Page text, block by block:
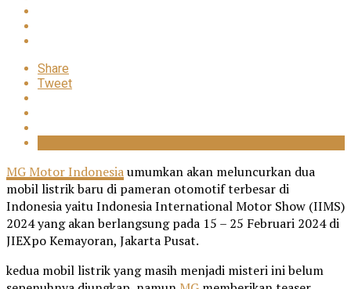
Share
Tweet
MG Motor Indonesiaumumkan akan meluncurkan dua
mobil listrik baru di pameran otomotif terbesar di
Indonesia yaitu Indonesia International Motor Show (IIMS)
2024 yang akan berlangsung pada 15 – 25 Februari 2024 di
JIEXpo Kemayoran, Jakarta Pusat.
kedua mobil listrik yang masih menjadi misteri ini belum